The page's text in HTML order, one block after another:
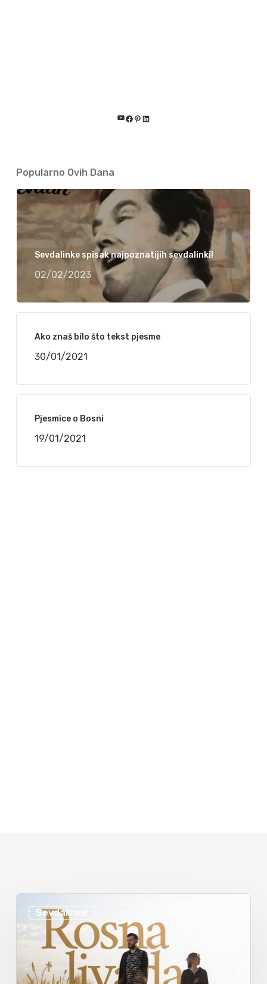
YouTube
Facebook
Pinterest
LinkedIn
Popularno Ovih Dana
Sevdalinke spisak najpoznatijih sevdalinki!
02/02/2023
Ako znaš bilo što tekst pjesme
30/01/2021
Pjesmice o Bosni
19/01/2021
Sevdalinke